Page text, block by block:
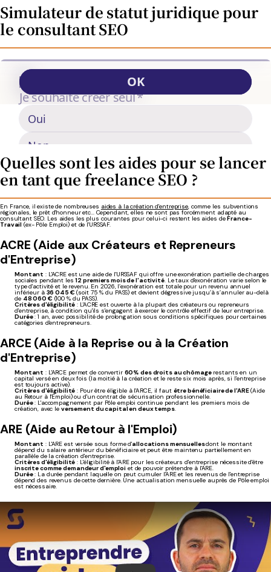
Simulateur de statut juridique pour
le consultant SEO
Quelles sont les aides pour se lancer
en tant que freelance SEO ?
En France, il existe de nombreuses aides à la création d'entreprise, comme les subventions
régionales, le prêt d'honneur etc... Cependant, elles ne sont pas forcémment adapté au
consultant SEO. Les aides les plus courantes pour celui-ci restent les aides deFrance-
Travail (ex- Pôle Emploi) et de l'URSSAF.
ACRE (Aide aux Créateurs et Repreneurs
d'Entreprise)
Montant : L'ACRE est une aide de l'URSSAF qui offre une exonération partielle de charges
sociales pendant les12 premiers mois de l'activité. Le taux d'exonération varie selon le
type d'activité et le revenu. En 2026, l’exonération est totale pour un revenu annuel
inférieur à 36 045 € (soit 75 % du PASS) et devient dégressive jusqu’à s’annuler au-delà
de 48 060 € (100 % du PASS).
Critères d'éligibilité : L'ACRE est ouverte à la plupart des créateurs ou repreneurs
d'entreprise, à condition qu'ils s'engagent à exercer le contrôle effectif de leur entreprise.
Durée: 1 an, avec possibilité de prolongation sous conditions spécifiques pour certaines
catégories d'entrepreneurs.
ARCE (Aide à la Reprise ou à la Création
d'Entreprise)
Montant : L'ARCE permet de convertir 60% des droits au chômagerestants en un
capital versé en deux fois (la moitié à la création et le reste six mois après, si l'entreprise
est toujours active).
Critères d'éligibilité : Pour être éligible à l'ARCE, il faut être bénéficiaire de l'ARE(Aide
au Retour à l'Emploi) ou d'un contrat de sécurisation professionnelle.
Durée: L'accompagnement par Pôle emploi continue pendant les premiers mois de
création, avec leversement du capital en deux temps.
ARE (Aide au Retour à l'Emploi)
Montant : L'ARE est versée sous forme d'allocations mensuellesdont le montant
dépend du salaire antérieur du bénéficiaire et peut être maintenu partiellement en
parallèle de la création d'entreprise.
Critères d'éligibilité : L'éligibilité à l'ARE pour les créateurs d'entreprise nécessite d'être
inscrite comme demandeur d'emploi et de pouvoir prétendre à l'ARE.
Durée: La durée pendant laquelle on peut cumuler l'ARE et les revenus de l'entreprise
dépend des revenus de cette dernière. Une actualisation mensuelle auprès de Pôle emploi
est nécessaire.